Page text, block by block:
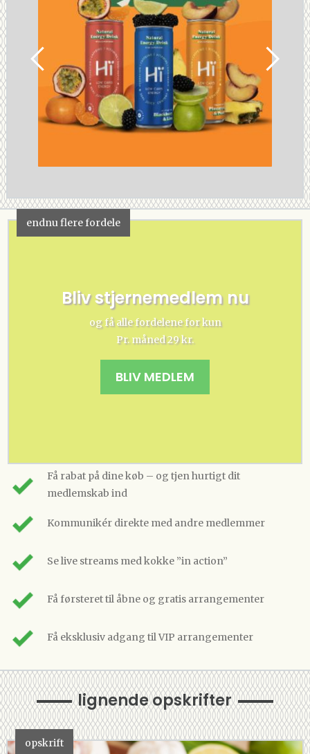
endnu flere fordele
Bliv stjernemedlem nu
og få alle fordelene for kun
Pr. måned 29 kr.
BLIV MEDLEM
Få rabat på dine køb – og tjen hurtigt dit
medlemskab ind
Kommunikér direkte med andre medlemmer
Se live streams med kokke ”in action”
Få førsteret til åbne og gratis arrangementer
Få eksklusiv adgang til VIP arrangementer
lignende opskrifter
opskrift